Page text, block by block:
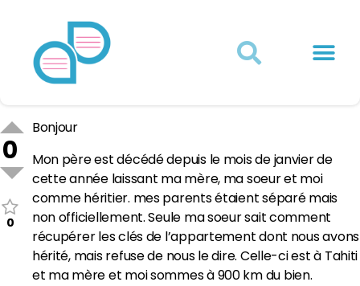
0
0
Bonjour
Mon père est décédé depuis le mois de janvier de
cette année laissant ma mère, ma soeur et moi
comme héritier. mes parents étaient séparé mais
non officiellement. Seule ma soeur sait comment
récupérer les clés de l’appartement dont nous avons
hérité, mais refuse de nous le dire. Celle-ci est à Tahiti
et ma mère et moi sommes à 900 km du bien.